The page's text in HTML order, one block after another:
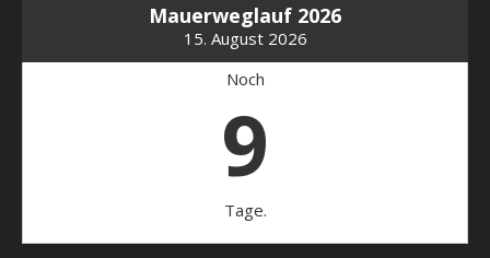
Mauerweglauf 2026
15. August 2026
Noch
9
Tage.